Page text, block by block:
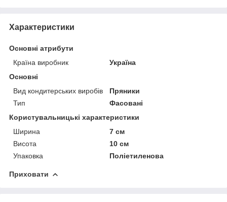
Характеристики
Основні атрибути
Країна виробник
Україна
Основні
Вид кондитерських виробів
Пряники
Тип
Фасовані
Користувальницькі характеристики
Ширина
7 см
Висота
10 см
Упаковка
Поліетиленова
Приховати